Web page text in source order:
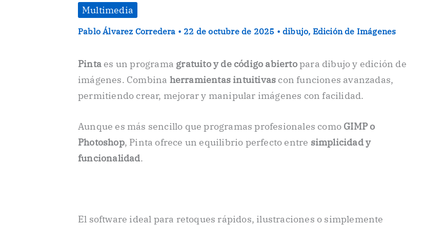
Multimedia
Pablo Álvarez Corredera • 22 de octubre de 2025 •dibujo, Edición de Imágenes
Pinta es un programa gratuito y de código abiertopara dibujo y edición de
imágenes. Combina herramientas intuitivas con funciones avanzadas,
permitiendo crear, mejorar y manipular imágenes con facilidad.
Aunque es más sencillo que programas profesionales como GIMP o
Photoshop, Pinta ofrece un equilibrio perfecto entre simplicidad y
funcionalidad.
El software ideal para retoques rápidos, ilustraciones o simplemente